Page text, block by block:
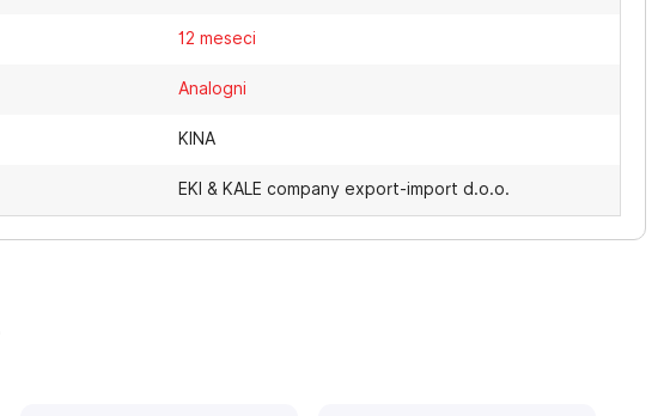
12 meseci
Analogni
KINA
EKI & KALE company export-import d.o.o.